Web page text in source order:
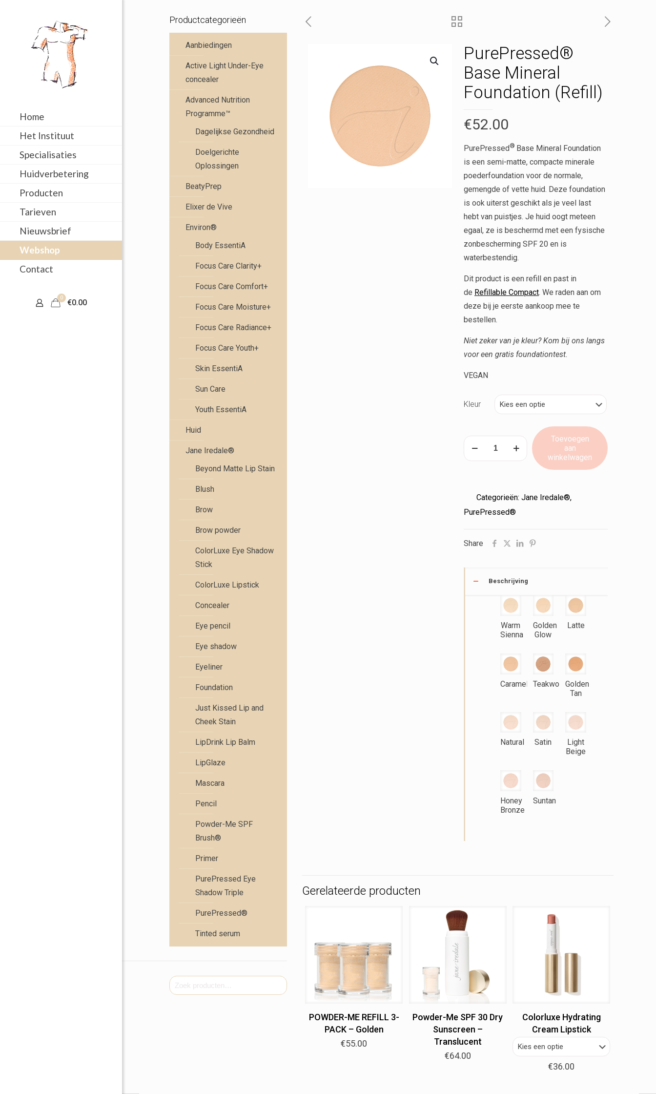
Home
Het Instituut
Specialisaties
Huidverbetering
Producten
Tarieven
Nieuwsbrief
Webshop
Contact
0
€0.00
PurePressed®
Base Mineral
Foundation (Refill)
€52.00
PurePressed® Base Mineral Foundation
is een semi-matte, compacte minerale
poederfoundation voor de normale,
gemengde of vette huid. Deze foundation
is ook uiterst geschikt als je veel last
hebt van puistjes. Je huid oogt meteen
egaal, ze is beschermd met een fysische
zonbescherming SPF 20 en is
waterbestendig.
Dit product is een refill en past in
de Refillable Compact. We raden aan om
deze bij je eerste aankoop mee te
bestellen.
Niet zeker van je kleur? Kom bij ons langs
voor een gratis foundationtest.
VEGAN
Kleur
PurePressed®
Base
(Refill)
aantal
Toevoegen
aan
winkelwagen
Categorieën: Jane Iredale®,
PurePressed®
Share
Beschrijving
Warm
Sienna
Golden
Glow
Latte
Caramel TeakwoodGolden
Tan
Natural Satin
Light
Beige
Honey
Bronze
Suntan
Gerelateerde producten
POWDER-ME REFILL 3-
PACK – Golden
€55.00
Powder-Me SPF 30 Dry
Sunscreen –
Translucent
€64.00
Colorluxe Hydrating
Cream Lipstick
€36.00
Productcategorieën
Aanbiedingen
Active Light Under-Eye
concealer
Advanced Nutrition
Programme™
Dagelijkse Gezondheid
Doelgerichte
Oplossingen
BeatyPrep
Elixer de Vive
Environ®
Body EssentiA
Focus Care Clarity+
Focus Care Comfort+
Focus Care Moisture+
Focus Care Radiance+
Focus Care Youth+
Skin EssentiA
Sun Care
Youth EssentiA
Huid
Jane Iredale®
Beyond Matte Lip Stain
Blush
Brow
Brow powder
ColorLuxe Eye Shadow
Stick
ColorLuxe Lipstick
Concealer
Eye pencil
Eye shadow
Eyeliner
Foundation
Just Kissed Lip and
Cheek Stain
LipDrink Lip Balm
LipGlaze
Mascara
Pencil
Powder-Me SPF
Brush®
Primer
PurePressed Eye
Shadow Triple
PurePressed®
Tinted serum